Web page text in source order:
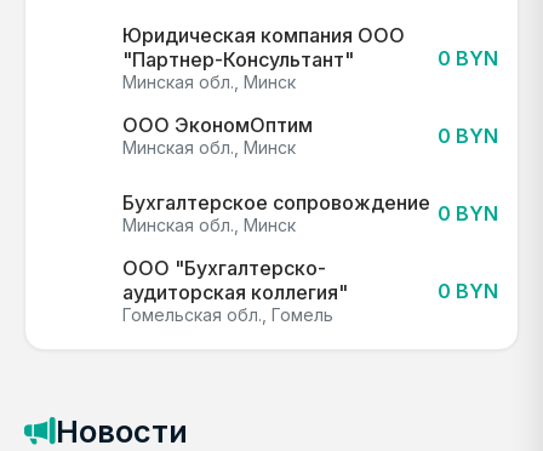
Юридическая компания ООО
"Партнер-Консультант"
Минская обл., Минск
0 BYN
ООО ЭкономОптим
Минская обл., Минск 0 BYN
Бухгалтерское сопровождение
Минская обл., Минск 0 BYN
ООО "Бухгалтерско-
аудиторская коллегия"
Гомельская обл., Гомель
0 BYN
Новости